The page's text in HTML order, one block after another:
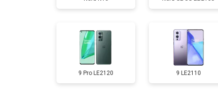
Ремонт динамика
9 Pro LE2120 9 LE2110